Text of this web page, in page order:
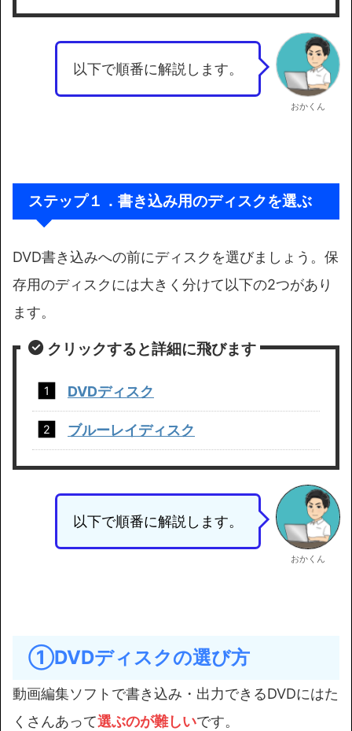
以下で順番に解説します。
おかくん
ステップ１．書き込み用のディスクを選ぶ
DVD書き込みへの前にディスクを選びましょう。保
存用のディスクには大きく分けて以下の2つがあり
ます。
クリックすると詳細に飛びます
DVDディスク
ブルーレイディスク
以下で順番に解説します。
おかくん
①DVDディスクの選び方
動画編集ソフトで書き込み・出力できるDVDにはた
くさんあって選ぶのが難しいです。